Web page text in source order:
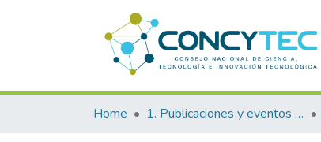
Home 1. Publicaciones y eventos institucionales